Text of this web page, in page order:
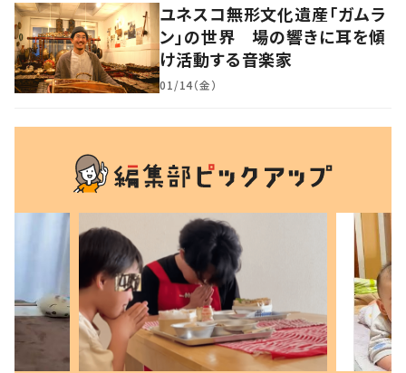
ユネスコ無形文化遺産「ガムラ
ン」の世界 場の響きに耳を傾
け活動する音楽家
01/14（金）